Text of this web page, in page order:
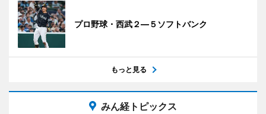
プロ野球・西武２―５ソフトバンク
もっと見る
みん経トピックス